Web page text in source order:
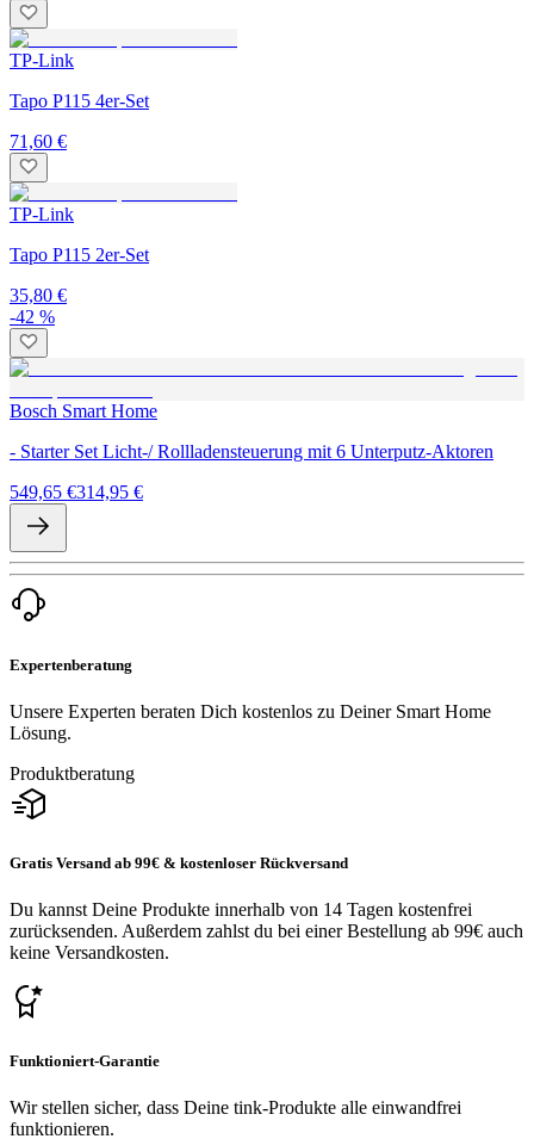
TP-Link
Tapo P115 4er-Set
71,60 €
TP-Link
Tapo P115 2er-Set
35,80 €
-42 %
Bosch Smart Home
- Starter Set Licht-/ Rollladensteuerung mit 6 Unterputz-Aktoren
549,65 €314,95 €
Expertenberatung
Unsere Experten beraten Dich kostenlos zu Deiner Smart Home
Lösung.
Produktberatung
Gratis Versand ab 99€ & kostenloser Rückversand
Du kannst Deine Produkte innerhalb von 14 Tagen kostenfrei
zurücksenden. Außerdem zahlst du bei einer Bestellung ab 99€ auch
keine Versandkosten.
Funktioniert-Garantie
Wir stellen sicher, dass Deine tink-Produkte alle einwandfrei
funktionieren.